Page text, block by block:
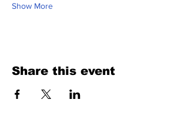
Show More
Share this event